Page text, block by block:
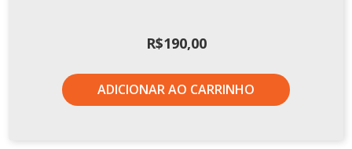
R$190,00
ADICIONAR AO CARRINHO